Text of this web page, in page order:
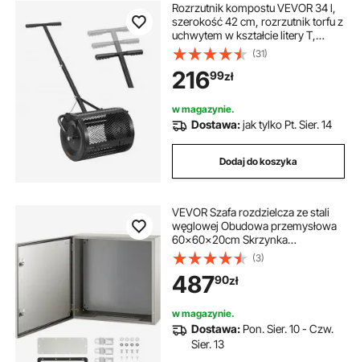
Rozrzutnik kompostu VEVOR 34 l,
szerokość 42 cm, rozrzutnik torfu z
uchwytem w kształcie litery T,
rozrzutnik torfu, 3-stopniowa
regulacja wysokości, stalowy wałek
kompostowy malowany
proszkowo, rozrzutnik obornika do
sadzenia i siewu, czarny
(31)
21699zł
w magazynie.
Dostawa:jak tylko Pt. Sier. 14
Dodaj do koszyka
VEVOR Szafa rozdzielcza ze stali
węglowej Obudowa przemysłowa
60x60x20cm Skrzynka
rozdzielcza Wodoodporna puszka
przyłączeniowa IP66 i NEMA
Skrzynka zasilająca idealna do
fabryk, placów budowy, centrów
handlowych itp.
(3)
48790zł
w magazynie.
Dostawa: Pon. Sier. 10 - Czw.
Sier. 13